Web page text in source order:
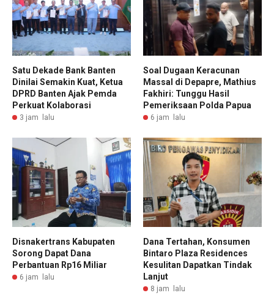
Satu Dekade Bank Banten
Dinilai Semakin Kuat, Ketua
DPRD Banten Ajak Pemda
Perkuat Kolaborasi
3 jam lalu
Soal Dugaan Keracunan
Massal di Depapre, Mathius
Fakhiri: Tunggu Hasil
Pemeriksaan Polda Papua
6 jam lalu
Disnakertrans Kabupaten
Sorong Dapat Dana
Perbantuan Rp16 Miliar
6 jam lalu
Dana Tertahan, Konsumen
Bintaro Plaza Residences
Kesulitan Dapatkan Tindak
Lanjut
8 jam lalu